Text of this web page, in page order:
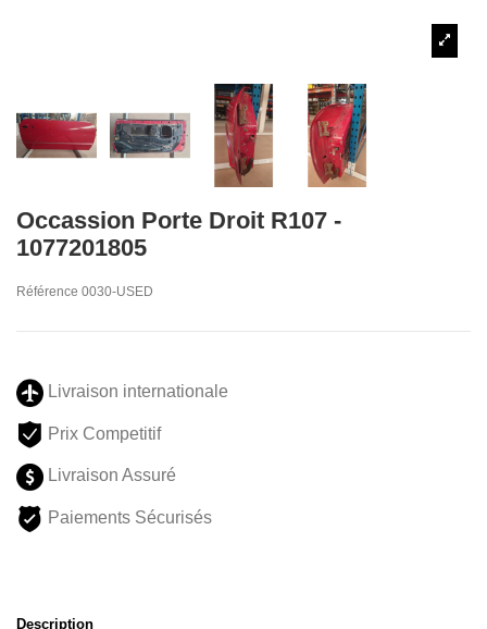
Occassion Porte Droit R107 -
1077201805
Référence 0030-USED
Livraison internationale
Prix Competitif
Livraison Assuré
Paiements Sécurisés
Description